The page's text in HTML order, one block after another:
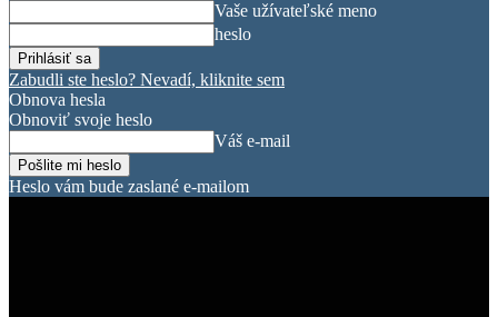
Vaše užívateľské meno
heslo
Zabudli ste heslo? Nevadí, kliknite sem
Obnova hesla
Obnoviť svoje heslo
Váš e-mail
Heslo vám bude zaslané e-mailom